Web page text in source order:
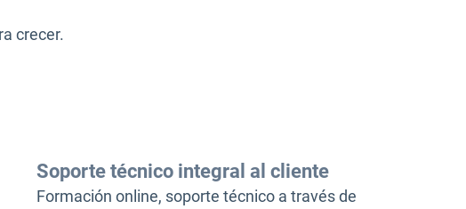
crecer.
Soporte técnico integral al cliente
Formación online, soporte técnico a través de